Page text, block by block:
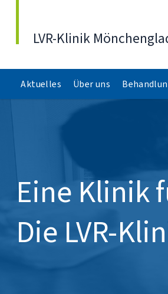
LVR-Klinik
Aktuelles Über uns
Eine Klinik
Die LVR-